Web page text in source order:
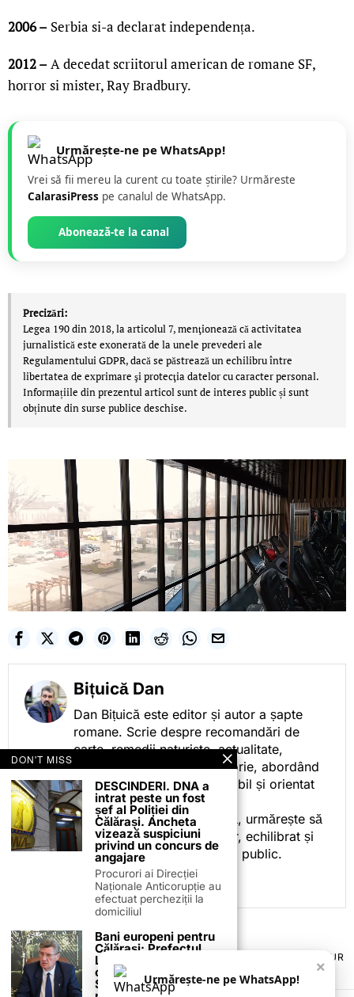
2006 – Serbia si-a declarat independența.
2012 –A decedat scriitorul american de romane SF,
horror si mister, Ray Bradbury.
Urmărește-ne pe WhatsApp!
Vrei să fii mereu la curent cu toate știrile? Urmăreste
CalarasiPress pe canalul de WhatsApp.
Abonează-te la canal
Precizări:
Legea 190 din 2018, la articolul 7, menţionează că activitatea
jurnalistică este exonerată de la unele prevederi ale
Regulamentului GDPR, dacă se păstrează un echilibru între
libertatea de exprimare şi protecţia datelor cu caracter personal.
Informațiile din prezentul articol sunt de interes public și sunt
obținute din surse publice deschise.
Bițuică Dan
Dan Bițuică este editor și autor a șapte
romane. Scrie despre recomandări de
carte, remedii naturiste, actualitate,
cotidian politic, sport și istorie, abordând
subiectele într-un stil accesibil și orientat
spre informare.
Prin activitatea sa editorială, urmărește să
ofere cititorilor conținut clar, echilibrat și
relevant, adaptat interesului public.
TERMENI ȘI CONDIȚII
POLITICA DE ANULARE & RETUR
PUBLICITATE ONLINE & TIPĂRITĂ
CONTACT
ZIARUL ANUNȚUL CĂLĂRĂȘEAN
×
Urmărește-ne pe WhatsApp!
DON'T MISS
DESCINDERI. DNA a
intrat peste un fost
șef al Poliției din
Călărași. Ancheta
vizează suspiciuni
privind un concurs de
angajare
Procurori ai Direcției
Naționale Anticorupție au
efectuat percheziții la
domiciliul
Bani europeni pentru
Călărași: Prefectul
Laurențiu State anunță
colaborarea cu ADR
Sud-Muntenia pentru